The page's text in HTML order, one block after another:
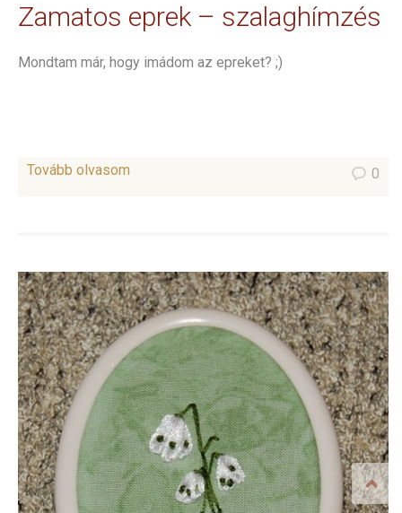
Zamatos eprek – szalaghímzés
Mondtam már, hogy imádom az epreket? ;)
Tovább olvasom 0